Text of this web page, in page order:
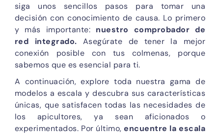
siga unos sencillos pasos para tomar una
decisión con conocimiento de causa. Lo primero
y más importante: nuestro comprobador de
red integrado. Asegúrate de tener la mejor
conexión posible con tus colmenas, porque
sabemos que es esencial para ti.
A continuación, explore toda nuestra gama de
modelos a escala y descubra sus características
únicas, que satisfacen todas las necesidades de
los apicultores, ya sean aficionados o
experimentados. Por último,encuentre la escala